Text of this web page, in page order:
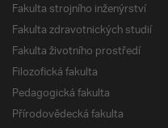
Fakulta strojního inženýrství
Fakulta zdravotnických studií
Fakulta životního prostředí
Filozofická fakulta
Pedagogická fakulta
Přírodovědecká fakulta